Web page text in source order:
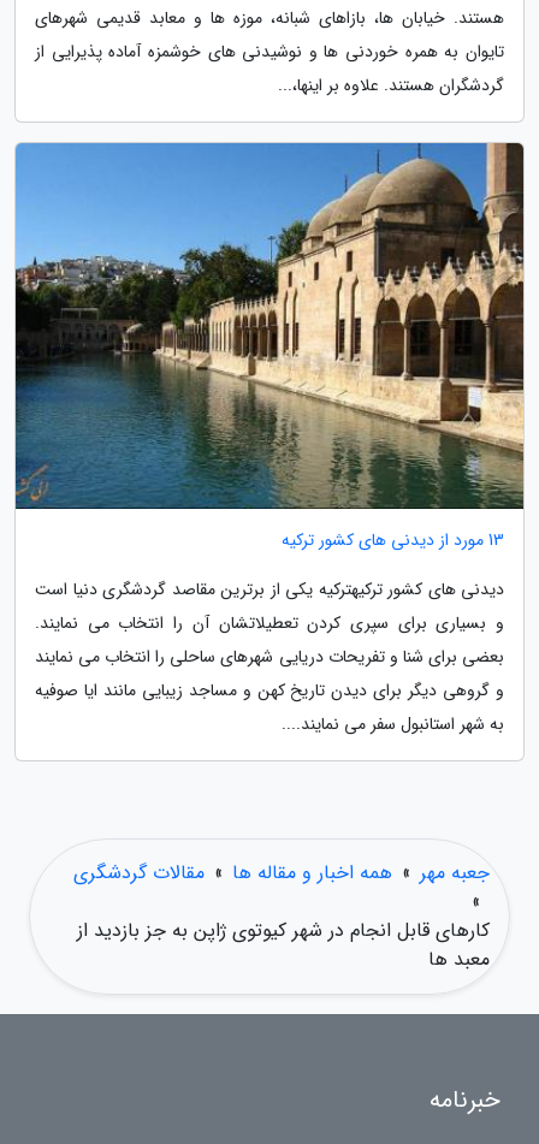
هستند. خیابان ها، بازاهای شبانه، موزه ها و معابد قدیمی شهرهای
تایوان به همره خوردنی ها و نوشیدنی های خوشمزه آماده پذیرایی از
گردشگران هستند. علاوه بر اینها،...
13 مورد از دیدنی های کشور ترکیه
دیدنی های کشور ترکیهترکیه یکی از برترین مقاصد گردشگری دنیا است
و بسیاری برای سپری کردن تعطیلاتشان آن را انتخاب می نمایند.
بعضی برای شنا و تفریحات دریایی شهرهای ساحلی را انتخاب می نمایند
و گروهی دیگر برای دیدن تاریخ کهن و مساجد زیبایی مانند ایا صوفیه
به شهر استانبول سفر می نمایند....
جعبه مهر » همه اخبار و مقاله ها » مقالات گردشگری
»
کارهای قابل انجام در شهر کیوتوی ژاپن به جز بازدید از
معبد ها
خبرنامه